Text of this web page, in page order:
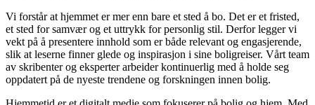
Vi forstår at hjemmet er mer enn bare et sted å bo. Det er et fristed,
et sted for samvær og et uttrykk for personlig stil. Derfor legger vi
vekt på å presentere innhold som er både relevant og engasjerende,
slik at leserne finner glede og inspirasjon i sine boligreiser. Vårt team
av skribenter og eksperter arbeider kontinuerlig med å holde seg
oppdatert på de nyeste trendene og forskningen innen bolig.